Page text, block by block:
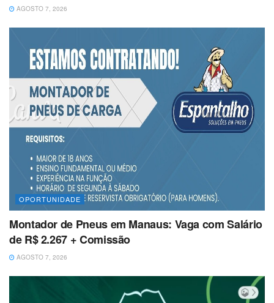
AGOSTO 7, 2026
OPORTUNIDADE
Montador de Pneus em Manaus: Vaga com Salário
de R$ 2.267 + Comissão
AGOSTO 7, 2026